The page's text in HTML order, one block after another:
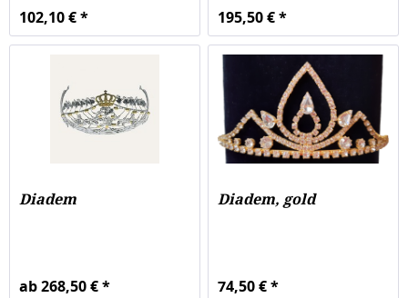
102,10 € * 195,50 € *
Diadem
ab 268,50 € *
Diadem, gold
74,50 € *